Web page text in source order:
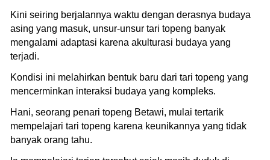
Kini seiring berjalannya waktu dengan derasnya budaya
asing yang masuk, unsur-unsur tari topeng banyak
mengalami adaptasi karena akulturasi budaya yang
terjadi.
Kondisi ini melahirkan bentuk baru dari tari topeng yang
mencerminkan interaksi budaya yang kompleks.
Hani, seorang penari topeng Betawi, mulai tertarik
mempelajari tari topeng karena keunikannya yang tidak
banyak orang tahu.